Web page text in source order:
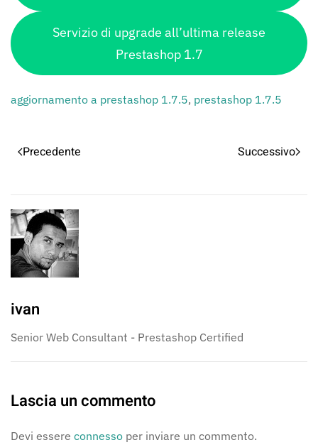
Servizio di upgrade all’ultima release
Prestashop 1.7
aggiornamento a prestashop 1.7.5, prestashop 1.7.5
Precedente Successivo
ivan
Senior Web Consultant - Prestashop Certified
Lascia un commento
Devi essere connesso per inviare un commento.